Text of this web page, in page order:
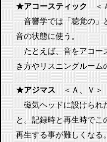
★アコースティック ＜
音響学では「聴覚の」
音の状態に使う。
たとえば、音をアコー
き方やリスニングルーム
★アジマス ＜Ａ、Ｖ＞
磁気ヘッドに設けられ
と。記録時と再生時でこ
再生する事が難しくなる